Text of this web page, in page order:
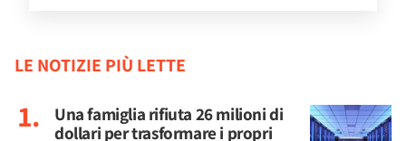
LE NOTIZIE PIÙ LETTE
Una famiglia rifiuta 26 milioni di
dollari per trasformare i propri